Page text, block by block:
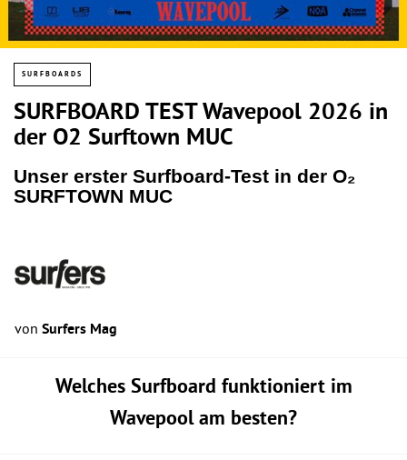
SURFBOARDS
SURFBOARD TEST Wavepool 2026 in
der O2 Surftown MUC
Unser erster Surfboard-Test in der O₂
SURFTOWN MUC
von Surfers Mag
Welches Surfboard funktioniert im
Wavepool am besten?